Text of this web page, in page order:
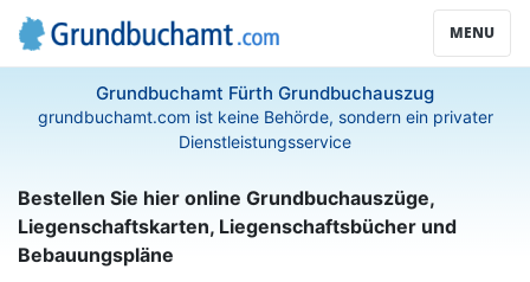
MENU
Grundbuchamt Fürth Grundbuchauszug
grundbuchamt.com ist keine Behörde, sondern ein privater
Dienstleistungsservice
Bestellen Sie hier online Grundbuchauszüge,
Liegenschaftskarten, Liegenschaftsbücher und
Bebauungspläne